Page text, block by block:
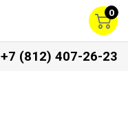
0
+7 (812) 407-26-23